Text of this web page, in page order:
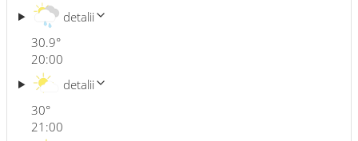
30.9°
detalii
20:00
30°
detalii
21:00